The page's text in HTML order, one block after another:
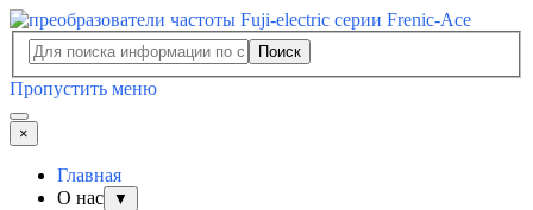
Поиск
Пропустить меню
×
Главная
О нас
▼